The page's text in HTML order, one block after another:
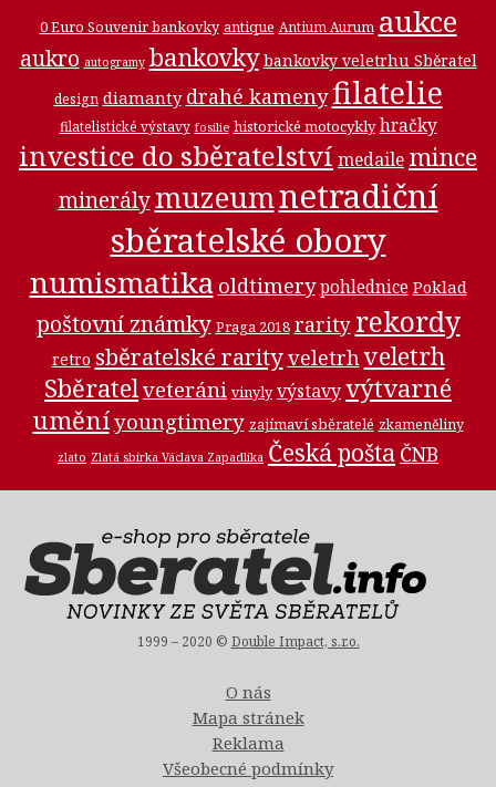
0 Euro Souvenir bankovky antique Antium Aurum aukce
aukro autogramy bankovky bankovky veletrhu Sběratel
design diamanty drahé kamenyfilatelie
filatelistické výstavy fosilie historické motocykly hračky
investice do sběratelství medaile mince
minerálymuzeumnetradiční
sběratelské obory
numismatika oldtimery pohlednice Poklad
poštovní známky Praga 2018 rarity rekordy
retro sběratelské rarityveletrhveletrh
Sběratelveteráni vinyly výstavyvýtvarné
uměníyoungtimery zajímaví sběratelé zkameněliny
zlato Zlatá sbírka Václava Zapadlíka Česká pošta ČNB
1999 – 2020 © Double Impact, s.r.o.
O nás
Mapa stránek
Reklama
Všeobecné podmínky